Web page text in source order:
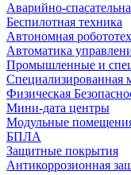
Аварийно-
Беспилотная техника
Автономная
Автоматика
Промышленные и
Специализированная
Физическая
Мини-дата центры
Модульные
БПЛА
Защитные покрытия
Антикоррозионная